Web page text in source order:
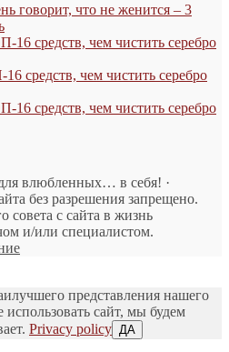
говорит, что не женится – 3
16 средств, чем чистить серебро
средств, чем чистить серебро
16 средств, чем чистить серебро
влюбленных… в себя! ·
без разрешения запрещено.
совета с сайта в жизнь
и/или специалистом.
представления нашего
сайт, мы будем
Privacy policy ДА